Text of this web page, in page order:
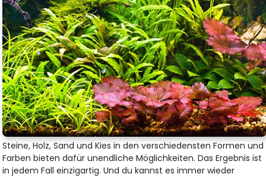
Steine, Holz, Sand und Kies in den verschiedensten Formen und
Farben bieten dafür unendliche Möglichkeiten. Das Ergebnis ist
in jedem Fall einzigartig. Und du kannst es immer wieder